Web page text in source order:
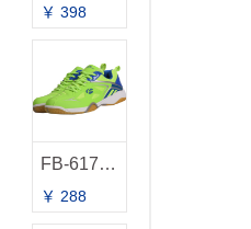
￥ 398
FB-617（新）
￥ 288